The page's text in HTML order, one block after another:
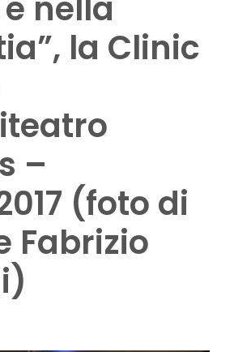
nella
la Clinic
–
(foto di
Fabrizio